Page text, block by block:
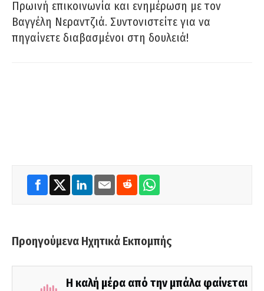
Πρωινή επικοινωνία και ενημέρωση με τον
Βαγγέλη Νεραντζιά. Συντονιστείτε για να
πηγαίνετε διαβασμένοι στη δουλειά!
Προηγούμενα Ηχητικά Εκπομπής
Η καλή μέρα από την μπάλα φαίνεται